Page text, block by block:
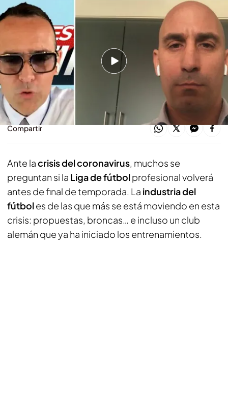
Luis Rubiales, en 'Todo es mentira'
cuatro.com
06 ABR 2020 - 16:40h.
"Nos parece injusto que haya equipos que se
beneficien o salgan perjudicados por esta
situación”
Compartir
Ante lacrisis del coronavirus, muchos se
preguntan si la Liga de fútbolprofesional volverá
antes de final de temporada. La industria del
fútboles de las que más se está moviendo en esta
crisis: propuestas, broncas… e incluso un club
alemán que ya ha iniciado los entrenamientos.